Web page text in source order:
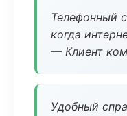
Телефонный
когда
— Клиент
Удобный